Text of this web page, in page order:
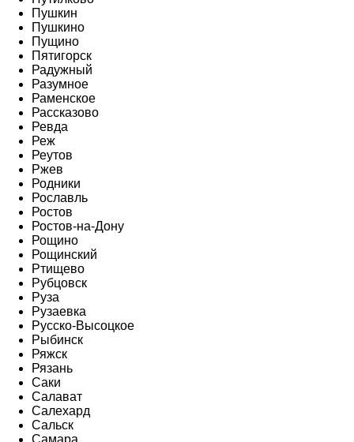
Пушкин
Пушкино
Пущино
Пятигорск
Радужный
Разумное
Раменское
Рассказово
Ревда
Реж
Реутов
Ржев
Родники
Рославль
Ростов
Ростов-на-Дону
Рощино
Рощинский
Ртищево
Рубцовск
Руза
Рузаевка
Русско-Высоцкое
Рыбинск
Ряжск
Рязань
Саки
Салават
Салехард
Сальск
Самара